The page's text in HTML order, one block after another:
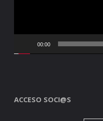
00:00
ACCESO SOCI@S